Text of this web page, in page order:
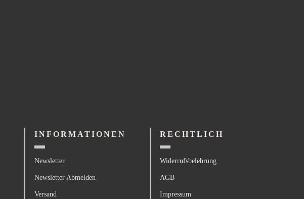
INFORMATIONEN
Newsletter
Newsletter Abmelden
Versand
RECHTLICH
Widerrufsbelehrung
AGB
Impressum